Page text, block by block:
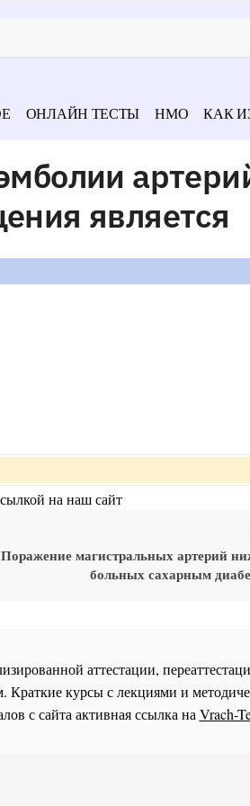
ОНЛАЙН ТЕСТЫ НМО КАК
является
на наш сайт
Поражение магистральных артерий
больных сахарным
аттестации,
курсы с лекциями и
с сайта активная ссылка на Vrach-